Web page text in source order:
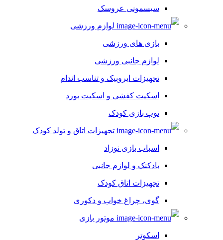
سیسمونی عروسک
لوازم ورزشی
بازی های ورزشی
لوازم جانبی ورزشی
تجهیزات ایروبیک و تناسب اندام
اسکیت کفشی و اسکیت بورد
توپ بازی کودک
تجهیزات اتاق و تولد کودک
اسباب بازی نوزاد
بادکنک و لوازم جانبی
تجهیزات اتاق کودک
گوی، چراغ خواب و دکوری
موتور بازی
اسکوتر